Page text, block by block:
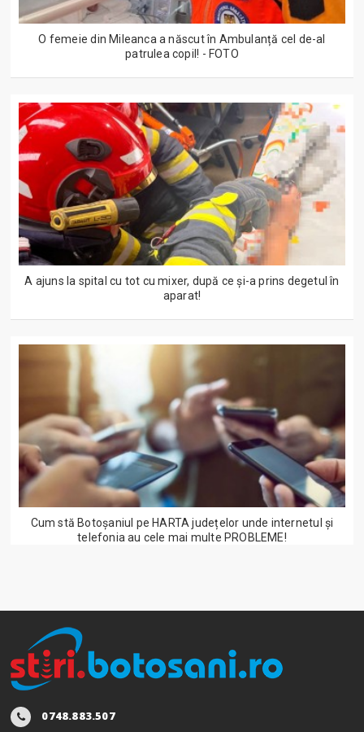
O femeie din Mileanca a născut în Ambulanță cel de-al
patrulea copil! - FOTO
A ajuns la spital cu tot cu mixer, după ce și-a prins degetul în
aparat!
Cum stă Botoșaniul pe HARTA județelor unde internetul și
telefonia au cele mai multe PROBLEME!
0748.883.507